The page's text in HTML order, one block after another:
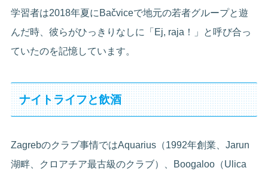
学習者は2018年夏にBačviceで地元の若者グループと遊
んだ時、彼らがひっきりなしに「Ej, raja！」と呼び合っ
ていたのを記憶しています。
ナイトライフと飲酒
Zagrebのクラブ事情ではAquarius（1992年創業、Jarun
湖畔、クロアチア最古級のクラブ）、Boogaloo（Ulica